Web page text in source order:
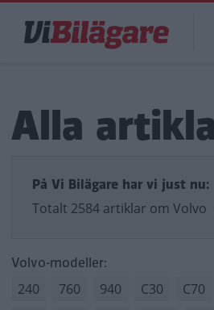
huvudinnehåll
Alla
På Vi Bilägare har vi just nu:
Totalt 2584 artiklar om Volvo
Volvo-modeller:
240 760 940 C30 C70